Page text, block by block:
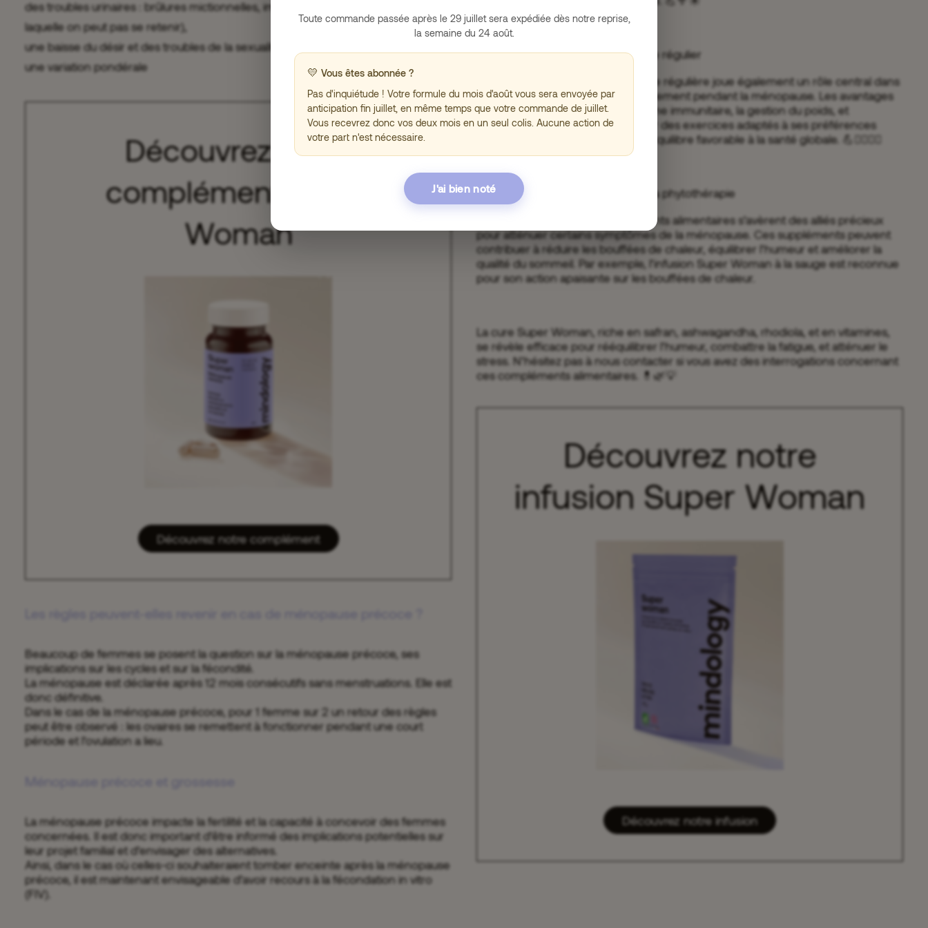
des troubles urinaires : brûlures mictionnelles, impériosité (envie pressante pour
laquelle on peut pas se retenir),
une baisse du désir et des troubles de la sexualité,
une variation pondérale
Découvrez notre
complément Super
Woman
Découvrez notre complément
Beaucoup de femmes se posent la question sur la ménopause précoce, ses
implications sur les cycles et sur la fécondité.
La ménopause est déclarée après 12 mois consécutifs sans menstruations. Elle est
donc définitive.
Dans le cas de la ménopause précoce, pour 1 femme sur 2 un retour des règles
peut être observé : les ovaires se remettent à fonctionner pendant une court
période et l’ovulation a lieu.
La ménopause précoce impacte la fertilité et la capacité à concevoir des femmes
concernées. Il est donc important d’être informé des implications potentielles sur
leur projet familial et d’envisager des alternatives.
Ainsi, dans le cas où celles-ci souhaiteraient tomber enceinte après la ménopause
précoce, il est maintenant envisageable d’avoir recours à la fécondation in vitro
(FIV).
Les bienfaits de l’exercice physique régulier
L’intégration d’une activité physique régulière joue également un rôle central dans
le maintien du bien-être, particulièrement pendant la ménopause. Les avantages
incluent le renforcement du système immunitaire, la gestion du poids, et
l’amélioration de l’énergie. Engager des exercices adaptés à ses préférences
individuelles contribue à créer un équilibre favorable à la santé globale. 💪🏋️‍♀️🤸‍♀️
Les compléments alimentaires et la phytothérapie
La phytothérapie et les compléments alimentaires s’avèrent des alliés précieux
pour atténuer certains symptômes de la ménopause. Ces suppléments peuvent
contribuer à réduire les bouffées de chaleur, équilibrer l’humeur et améliorer la
qualité du sommeil. Par exemple, l’infusion Super Woman à la sauge est reconnue
pour son action apaisante sur les bouffées de chaleur.
La cure Super Woman, riche en safran, ashwagandha, rhodiola, et en vitamines,
se révèle efficace pour rééquilibrer l’humeur, combattre la fatigue, et atténuer le
stress. N’hésitez pas à nous contacter si vous avez des interrogations concernant
ces compléments alimentaires. 💊🌿💡
Découvrez notre
infusion Super Woman
Découvrez notre infusion
Toute commande passée après le 29 juillet sera expédiée dès notre reprise,
la semaine du 24 août.
💛 Vous êtes abonnée ?
Pas d'inquiétude ! Votre formule du mois d'août vous sera envoyée par
anticipation fin juillet, en même temps que votre commande de juillet.
Vous recevrez donc vos deux mois en un seul colis. Aucune action de
votre part n'est nécessaire.
J'ai bien noté